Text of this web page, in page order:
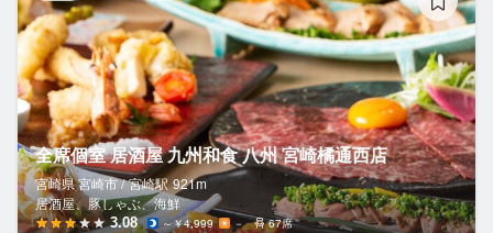
全席個室 居酒屋 九州和食 八州 宮崎橘通西店
宮崎県 宮崎市 / 宮崎駅 921m
居酒屋、豚しゃぶ、海鮮
3.08 ～￥4,999 － 67席